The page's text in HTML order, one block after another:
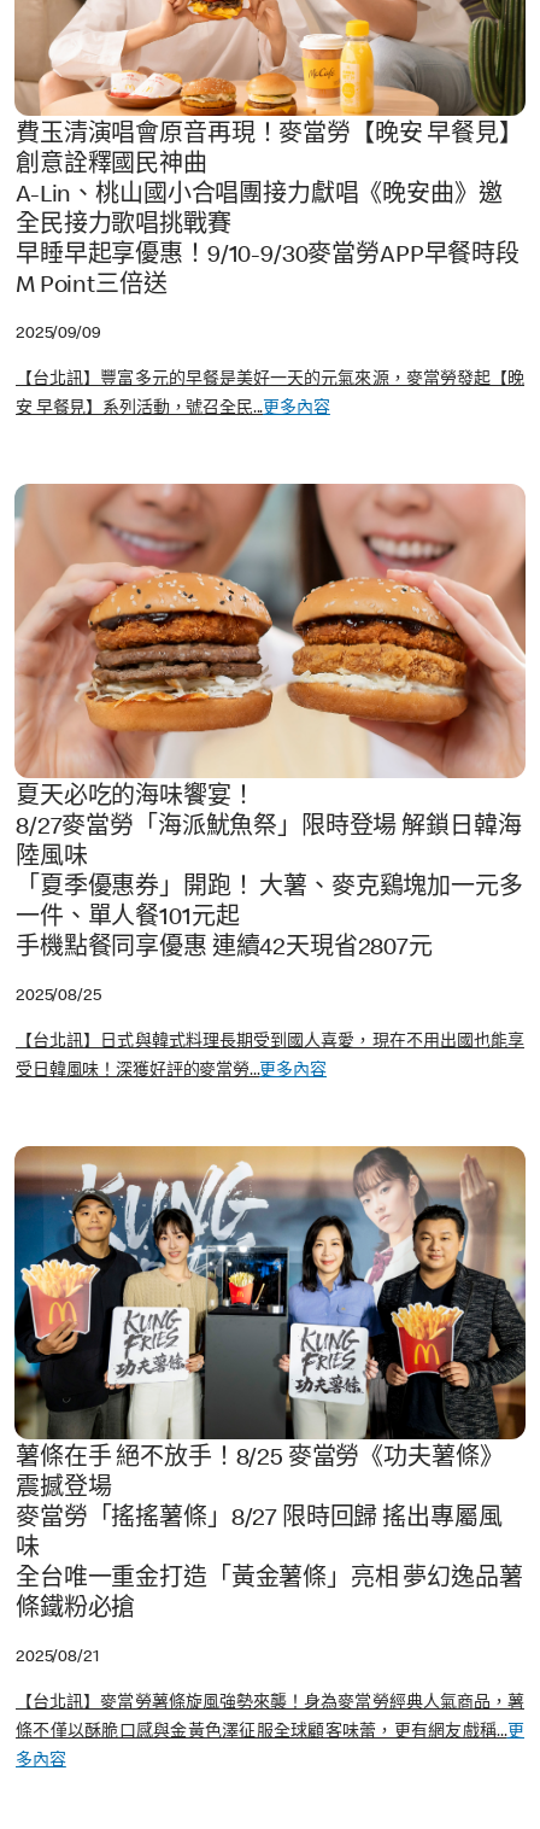
費玉清演唱會原音再現！麥當勞【晚安 早餐見】
創意詮釋國民神曲
A-Lin、桃山國小合唱團接力獻唱《晚安曲》邀
全民接力歌唱挑戰賽
早睡早起享優惠！9/10-9/30麥當勞APP早餐時段
M Point三倍送
2025/09/09
【台北訊】豐富多元的早餐是美好一天的元氣來源，麥當勞發起【晚
安 早餐見】系列活動，號召全民...更多內容
夏天必吃的海味饗宴！
8/27麥當勞「海派魷魚祭」限時登場 解鎖日韓海
陸風味
「夏季優惠券」開跑！ 大薯、麥克鷄塊加一元多
一件、單人餐101元起
手機點餐同享優惠 連續42天現省2807元
2025/08/25
【台北訊】日式與韓式料理長期受到國人喜愛，現在不用出國也能享
受日韓風味！深獲好評的麥當勞...更多內容
薯條在手 絕不放手！8/25 麥當勞《功夫薯條》
震撼登場
麥當勞「搖搖薯條」8/27 限時回歸 搖出專屬風
味
全台唯一重金打造「黃金薯條」亮相 夢幻逸品薯
條鐵粉必搶
2025/08/21
【台北訊】麥當勞薯條旋風強勢來襲！身為麥當勞經典人氣商品，薯
條不僅以酥脆口感與金黃色澤征服全球顧客味蕾，更有網友戲稱...更
多內容